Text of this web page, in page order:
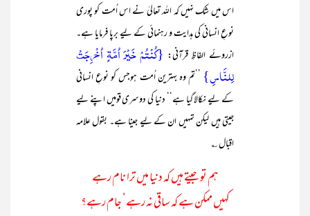
اس میں شک نہیں کہ اللہ تعالیٰ نے اس اُمت کو پوری
نوعِ انسانی کی ہدایت و رہنمائی کے لیے برپا فرمایا ہے۔
ازروئے الفاظِ قرآنی: {کُنۡتُمۡ خَیۡرَ اُمَّۃٍ اُخۡرِجَتۡ
لِلنَّاسِ} ’’تم وہ بہترین اُمت ہوجس کو نوعِ انسانی
کے لیے نکالا گیا ہے‘‘ دنیا کی دوسری قومیں اپنے لیے
جیتی ہیں لیکن تمہیں ان کے لیے جینا ہے۔ بقول علامہ
اقبال ؎
ہم تو جیتے ہیں کہ دنیا میں ترا نام رہے
کہیں ممکن ہے کہ ساقی نہ رہے‘ جام رہے؟